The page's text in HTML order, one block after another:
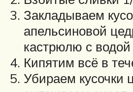
Закладываем
апельсиновой
кастрюлю с
Кипятим всё в
Убираем кусочки